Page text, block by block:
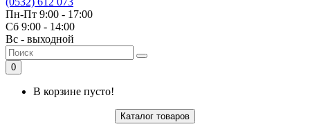
Пн-Пт 9:00 - 17:00
Сб 9:00 - 14:00
Вс - выходной
0
В корзине пусто!
Каталог товаров